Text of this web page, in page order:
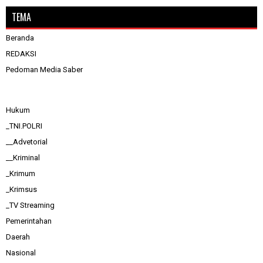
TEMA
Beranda
REDAKSI
Pedoman Media Saber
Hukum
_TNI.POLRI
__Advetorial
__Kriminal
_Krimum
_Krimsus
_TV Streaming
Pemerintahan
Daerah
Nasional